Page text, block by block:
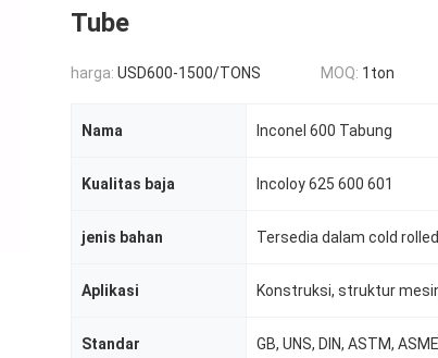
Tube
harga: USD600-1500/TONS MOQ: 1ton
Nama Inconel 600 Tabung
Kualitas baja Incoloy 625 600 601
jenis bahan Tersedia dalam cold
Aplikasi Konstruksi, struktur
Standar GB, UNS, DIN, ASTM, ASME